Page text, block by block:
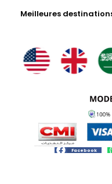
Meilleures
Facebook